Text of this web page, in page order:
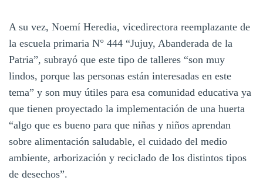
A su vez, Noemí Heredia, vicedirectora reemplazante de
la escuela primaria N° 444 “Jujuy, Abanderada de la
Patria”, subrayó que este tipo de talleres “son muy
lindos, porque las personas están interesadas en este
tema” y son muy útiles para esa comunidad educativa ya
que tienen proyectado la implementación de una huerta
“algo que es bueno para que niñas y niños aprendan
sobre alimentación saludable, el cuidado del medio
ambiente, arborización y reciclado de los distintos tipos
de desechos”.